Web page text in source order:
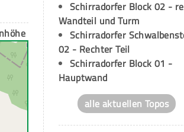
Schirradorfer Block 02 -
Wandteil und Turm
Schirradorfer
02 - Rechter Teil
Schirradorfer Block 01 -
Hauptwand
alle aktuellen Topos